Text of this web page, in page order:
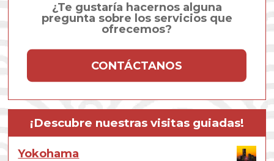
¿Te gustaría hacernos alguna
pregunta sobre los servicios que
ofrecemos?
CONTÁCTANOS
¡Descubre nuestras visitas guiadas!
Yokohama